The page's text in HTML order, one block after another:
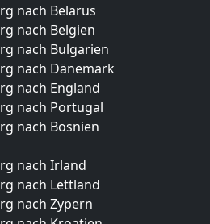
nach Belarus
nach Belgien
nach Bulgarien
nach Dänemark
nach England
nach Portugal
nach Bosnien
nach Irland
nach Lettland
nach Zypern